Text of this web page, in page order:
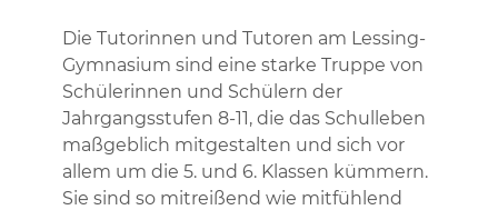
Die Tutorinnen und Tutoren am Lessing-
Gymnasium sind eine starke Truppe von
Schülerinnen und Schülern der
Jahrgangsstufen 8-11, die das Schulleben
maßgeblich mitgestalten und sich vor
allem um die 5. und 6. Klassen kümmern.
Sie sind so mitreißend wie mitfühlend